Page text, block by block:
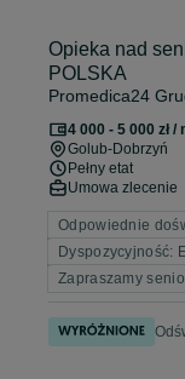
Opieka nad
POLSKA
Promedica24
4 000 - 5 000 zł
Golub-Dobrzyń
Pełny etat
Umowa zlecenie
Odpowiednie
Dyspozycyjność:
Zapraszamy